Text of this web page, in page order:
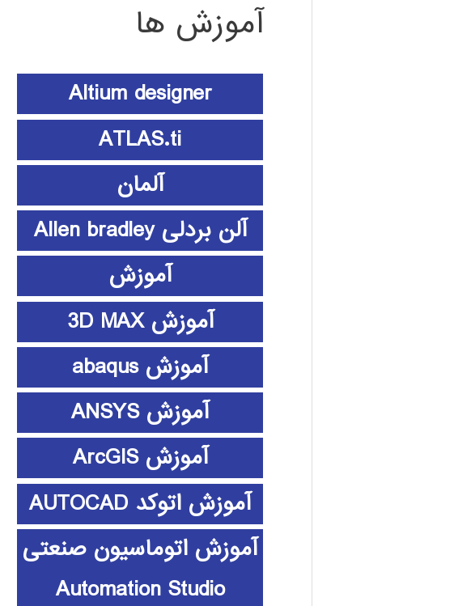
آموزش ها
Altium designer
ATLAS.ti
آلمان
آلن بردلی Allen bradley
آموزش
آموزش 3D MAX
آموزش abaqus
آموزش ANSYS
آموزش ArcGIS
آموزش اتوکد AUTOCAD
آموزش اتوماسیون صنعتی
Automation Studio